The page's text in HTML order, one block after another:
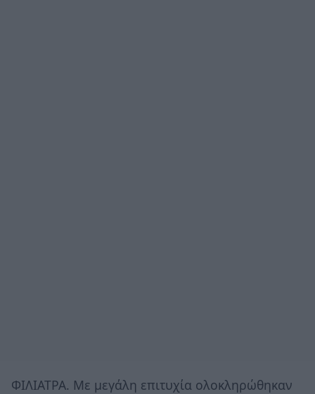
ΦΙΛΙΑΤΡΑ. Με μεγάλη επιτυχία ολοκληρώθηκαν